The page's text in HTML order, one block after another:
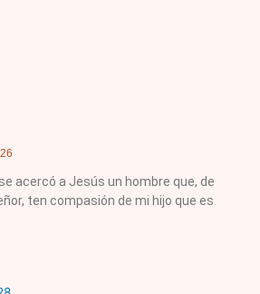
acercó a Jesús un hombre que, de
ten compasión de mi hijo que es